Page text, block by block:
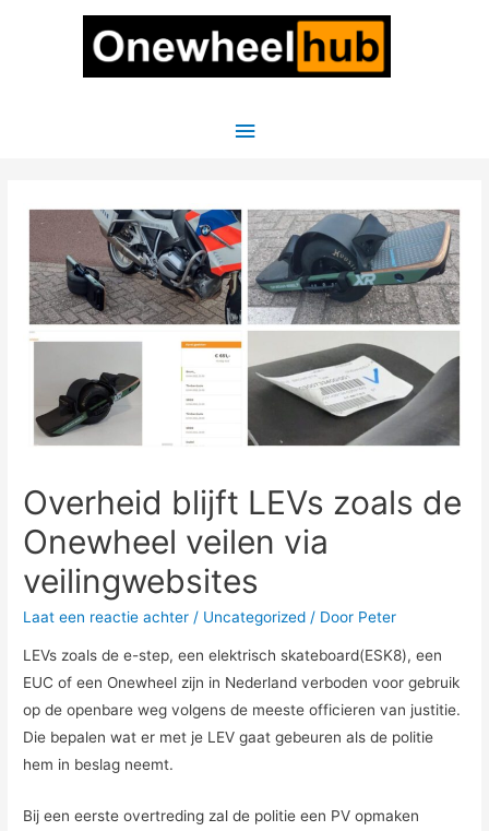
Hoofdmenu
Overheid blijft LEVs zoals de
Onewheel veilen via
veilingwebsites
Laat een reactie achter / Uncategorized / Door Peter
LEVs zoals de e-step, een elektrisch skateboard(ESK8), een
EUC of een Onewheel zijn in Nederland verboden voor gebruik
op de openbare weg volgens de meeste officieren van justitie.
Die bepalen wat er met je LEV gaat gebeuren als de politie
hem in beslag neemt.
Bij een eerste overtreding zal de politie een PV opmaken